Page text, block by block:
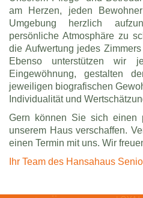
am Herzen, jeden
Umgebung herzlich
persönliche Atmosphäre zu
die Aufwertung jedes
Ebenso unterstützen wir
Eingewöhnung, gestalten
jeweiligen biografischen
Individualität und
Gern können Sie sich einen
unserem Haus verschaffen.
einen Termin mit uns. Wir
Ihr Team des Hansahaus